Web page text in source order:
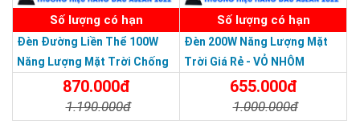
Sử dụng Pin Lithium Li-ion dung lượng cao
Ưu điểm Pin Lithium: tuổi thọ cao hơn nhiều so với các loại pin
Số lượng có hạn
Đèn Đường Liền Thể 100W
Năng Lượng Mặt Trời Chống
Nước Giá Rẻ870.000đ
1.190.000đ
Số lượng có hạn
Đèn 200W Năng Lượng Mặt
Trời Giá Rẻ - VỎ NHÔM
655.000đ
1.000.000đ